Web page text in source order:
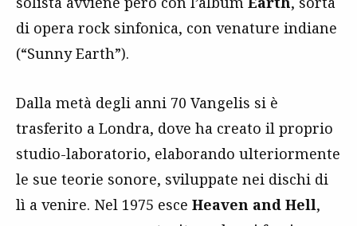
di opera rock sinfonica, con venature indiane
(“Sunny Earth”).
Dalla metà degli anni 70 Vangelis si è
trasferito a Londra, dove ha creato il proprio
studio-laboratorio, elaborando ulteriormente
le sue teorie sonore, sviluppate nei dischi di
lì a venire. Nel 1975 esce Heaven and Hell,